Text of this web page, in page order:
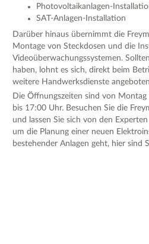
Photovoltaikanlagen-
SAT-Anlagen-Installation
Darüber hinaus übernimmt die
Montage von Steckdosen und die
Videoüberwachungssystemen.
haben, lohnt es sich, direkt beim
weitere Handwerksdienste
Die Öffnungszeiten sind von
bis 17:00 Uhr. Besuchen Sie die
und lassen Sie sich von den
um die Planung einer neuen
bestehender Anlagen geht, hier sind